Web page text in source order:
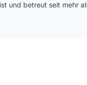
und betreut seit mehr